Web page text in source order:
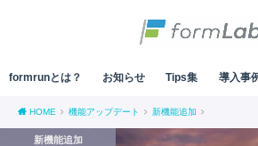
formrunとは？ お知らせ Tips集 導入事
HOME 機能アップデート 新機能追加
新機能追加